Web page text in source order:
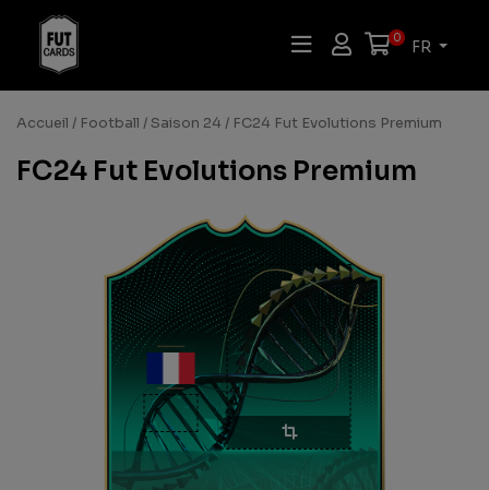
0 FR
Accueil / Football /Saison 24 / FC24 Fut Evolutions Premium
FC24 Fut Evolutions Premium